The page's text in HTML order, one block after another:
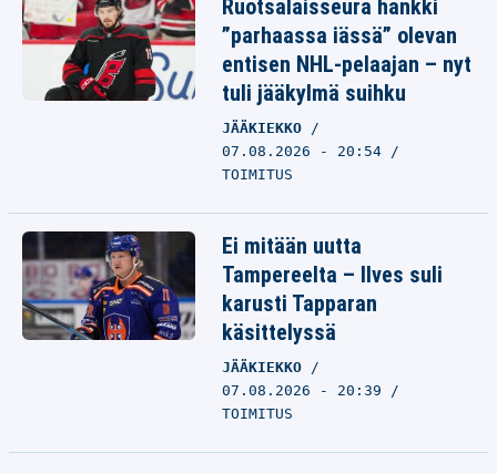
Ruotsalaisseura hankki
”parhaassa iässä” olevan
entisen NHL-pelaajan – nyt
tuli jääkylmä suihku
JÄÄKIEKKO
07.08.2026 - 20:54
TOIMITUS
Ei mitään uutta
Tampereelta – Ilves suli
karusti Tapparan
käsittelyssä
JÄÄKIEKKO
07.08.2026 - 20:39
TOIMITUS